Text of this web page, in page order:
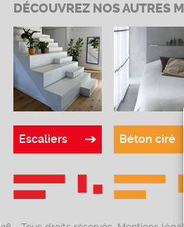
DÉCOUVREZ NOS AUTRES
Escaliers Béton ciré